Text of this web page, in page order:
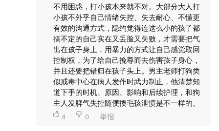
不用困惑，打小孩本来就不对。大部分大人打
小孩不外乎自己情绪失控、失去耐心、不懂更
有效的沟通方式，隐约觉得连这么小的孩子都
搞不定的自己实在又丢脸又失败，才需要把气
出在孩子身上，用暴力的方式让自己感觉取回
控制权，为了给自己挽尊而去伤害孩子身心，
并且还要把错归在孩子头上。男主老师打狗类
似戒毒中心在病人发作时武力制止，他清楚知
道下手的时机、原因、影响和后续护理，和狗
主人发脾气失控随便揍毛孩泄愤是不一样的。
 4  0 举报